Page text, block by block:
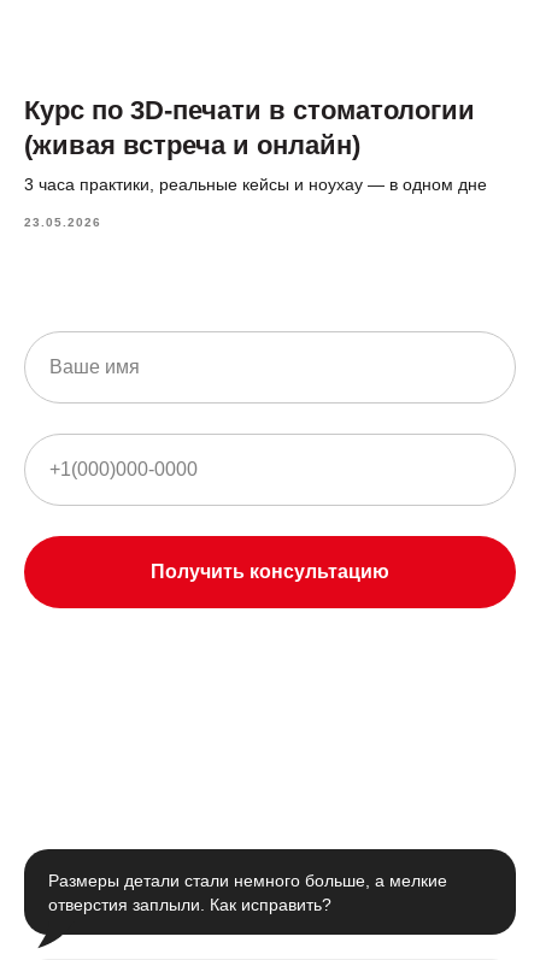
Курс по 3D-печати в стоматологии
(живая встреча и онлайн)
3 часа практики, реальные кейсы и ноухау — в одном дне
23.05.2026
Получить консультацию
Размеры детали стали немного больше, а мелкие
отверстия заплыли. Как исправить?